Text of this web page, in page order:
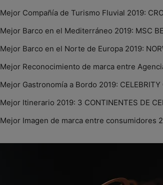
Mejor Compañía de Turismo Fluvial 2019:
Mejor Barco en el Mediterráneo 2019: MSC
Mejor Barco en el Norte de Europa 2019:
Mejor Reconocimiento de marca entre
Mejor Gastronomía a Bordo 2019: CELEBRITY
Mejor Itinerario 2019: 3 CONTINENTES DE
Mejor Imagen de marca entre consumidores